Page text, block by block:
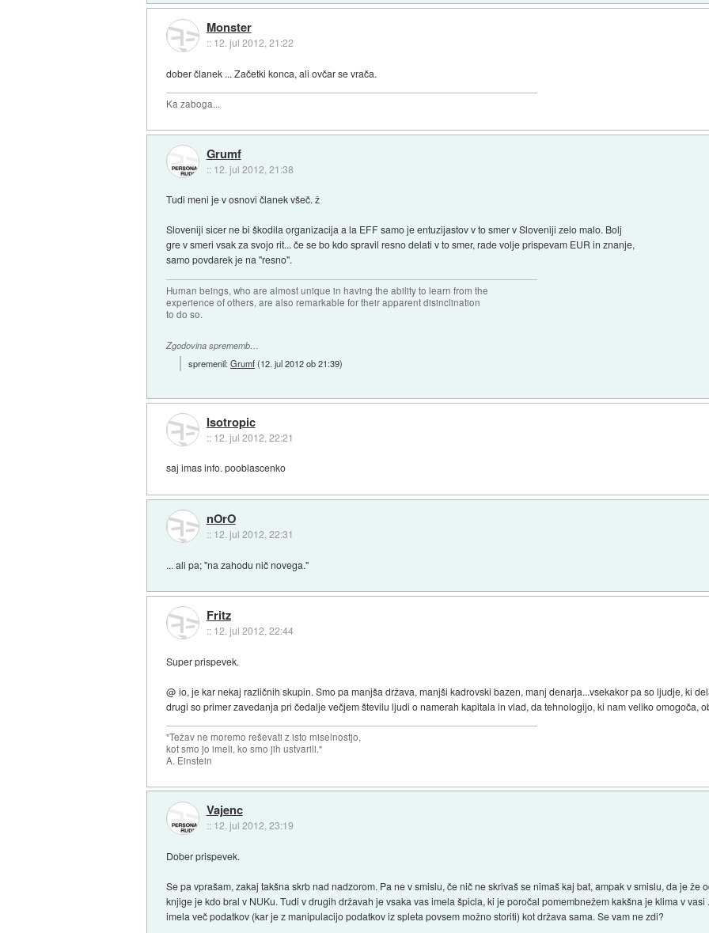
Monster
:: 12. jul 2012, 21:22
dober članek ... Začetki konca, ali ovčar se vrača.
Ka zaboga...
Grumf
:: 12. jul 2012, 21:38
Tudi meni je v osnovi članek všeč. ž
Sloveniji sicer ne bi škodila organizacija a la EFF samo je entuzijastov v to smer v Sloveniji zelo malo. Bolj
gre v smeri vsak za svojo rit... če se bo kdo spravil resno delati v to smer, rade volje prispevam EUR in znanje,
samo povdarek je na "resno".
Human beings, who are almost unique in having the ability to learn from the
experience of others, are also remarkable for their apparent disinclination
to do so.
Zgodovina sprememb…
spremenil:Grumf(12. jul 2012 ob 21:39)
Isotropic
:: 12. jul 2012, 22:21
saj imas info. pooblascenko
nOrO
:: 12. jul 2012, 22:31
... ali pa; "na zahodu nič novega."
Fritz
:: 12. jul 2012, 22:44
Super prispevek.
@ io, je kar nekaj različnih skupin. Smo pa manjša država, manjši kadrovski bazen, manj denarja...vsekakor pa so ljudje, ki
drugi so primer zavedanja pri čedalje večjem številu ljudi o namerah kapitala in vlad, da tehnologijo, ki nam veliko omogoča,
"Težav ne moremo reševati z isto miselnostjo,
kot smo jo imeli, ko smo jih ustvarili."
A. Einstein
Vajenc
:: 12. jul 2012, 23:19
Dober prispevek.
Se pa vprašam, zakaj takšna skrb nad nadzorom. Pa ne v smislu, če nič ne skrivaš se nimaš kaj bat, ampak v smislu, da je že
knjige je kdo bral v NUKu. Tudi v drugih državah je vsaka vas imela špicla, ki je poročal pomembnežem kakšna je klima v
imela več podatkov (kar je z manipulacijo podatkov iz spleta povsem možno storiti) kot država sama. Se vam ne zdi?